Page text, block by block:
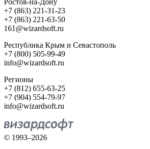
+7 (863) 221-31-23
+7 (863) 221-63-50
161@wizardsoft.ru
Республика Крым и Севастополь
+7 (800) 505-99-49
info@wizardsoft.ru
Регионы
+7 (812) 655-63-25
+7 (904) 554-79-97
info@wizardsoft.ru
© 1993–2026